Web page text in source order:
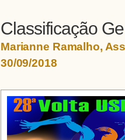
Classificação
Marianne Ramalho,
30/09/2018